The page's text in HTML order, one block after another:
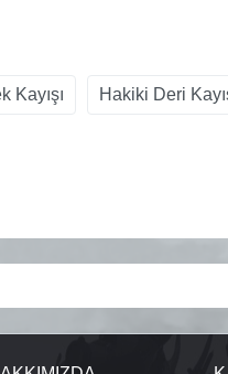
Kayışı Hakiki Deri